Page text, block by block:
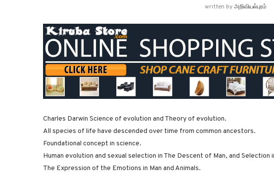
written byஅறிவியல்புரம்
Charles Darwin Science of evolution and Theory of evolution.
All species of life have descended over time from common ancestors.
Foundational concept in science.
Human evolution and sexual selection in The Descent of Man, and Selection
The Expression of the Emotions in Man and Animals.